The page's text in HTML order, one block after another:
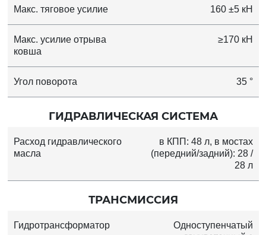
Макс. тяговое усилие 160 ±5 кН
Макс. усилие отрыва
ковша
≥170 кН
Угол поворота 35 °
ГИДРАВЛИЧЕСКАЯ СИСТЕМА
Расход гидравлического
масла
в КПП: 48 л, в мостах
(передний/задний): 28 /
28 л
ТРАНСМИССИЯ
Гидротрансформатор
Одноступенчатый